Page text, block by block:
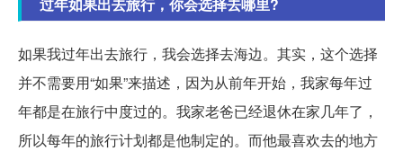
如果我过年出去旅行，我会选择去海边。其实，这个选择
并不需要用“如果”来描述，因为从前年开始，我家每年过
年都是在旅行中度过的。我家老爸已经退休在家几年了，
所以每年的旅行计划都是他制定的。而他最喜欢去的地方